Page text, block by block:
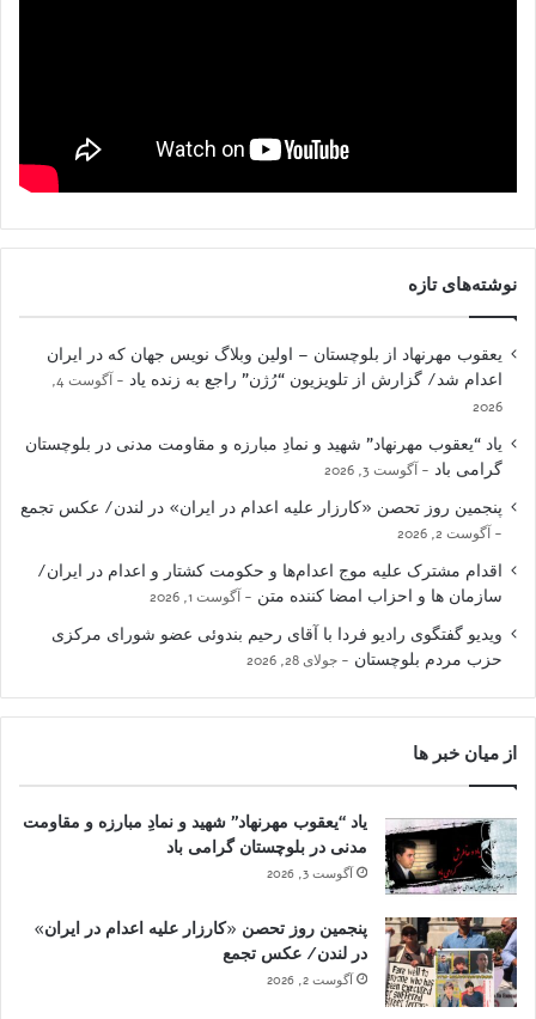
نوشته‌های تازه
یعقوب مهرنهاد از بلوچستان – اولین وبلاگ نویس جهان که در ایران
اعدام شد/ گزارش از تلویزیون “رُژن” راجع به زنده یاد
آگوست 4,
2026
یاد “یعقوب مهرنهاد” شهید و نمادِ مبارزه و مقاومت مدنی در بلوچستان
گرامی باد
آگوست 3, 2026
پنجمین روز تحصن «کارزار علیه اعدام در ایران» در لندن/ عکس تجمع
آگوست 2, 2026
اقدام مشترک علیه موج اعدام‌ها و حکومت کشتار و اعدام در ایران/
سازمان ها و احزاب امضا کننده متن
آگوست 1, 2026
ویدیو گفتگوی رادیو فردا با آقای رحیم بندوئی عضو شورای مرکزی
حزب مردم بلوچستان
جولای 28, 2026
از میان خبر ها
یاد “یعقوب مهرنهاد” شهید و نمادِ مبارزه و مقاومت
مدنی در بلوچستان گرامی باد
آگوست 3, 2026
پنجمین روز تحصن «کارزار علیه اعدام در ایران»
در لندن/ عکس تجمع
آگوست 2, 2026